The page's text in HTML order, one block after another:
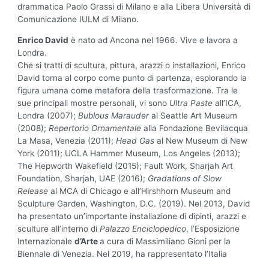
drammatica Paolo Grassi di Milano e alla Libera Università di
Comunicazione IULM di Milano.
Enrico David è nato ad Ancona nel 1966. Vive e lavora a
Londra.
Che si tratti di scultura, pittura, arazzi o installazioni, Enrico
David torna al corpo come punto di partenza, esplorando la
figura umana come metafora della trasformazione. Tra le
sue principali mostre personali, vi sono Ultra Paste all’ICA,
Londra (2007);Bublous Marauderal Seattle Art Museum
(2008);Repertorio Ornamentale alla Fondazione Bevilacqua
La Masa, Venezia (2011);Head Gas al New Museum di New
York (2011); UCLA Hammer Museum, Los Angeles (2013);
The Hepworth Wakefield (2015); Fault Work, Sharjah Art
Foundation, Sharjah, UAE (2016); Gradations of Slow
Release al MCA di Chicago e all’Hirshhorn Museum and
Sculpture Garden, Washington, D.C. (2019). Nel 2013, David
ha presentato un’importante installazione di dipinti, arazzi e
sculture all’interno diPalazzo Enciclopedico, l’Esposizione
Internazionaled’Artea cura di Massimiliano Gioni per la
Biennale di Venezia. Nel 2019, ha rappresentato l’Italia